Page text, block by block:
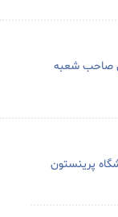
صاحب شعبه
پرینستون